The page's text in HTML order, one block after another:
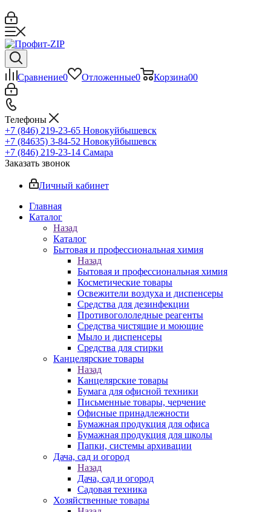
Сравнение0 Отложенные0 Корзина00
Телефоны
+7 (846) 219-23-65 Новокуйбышевск
+7 (84635) 3-84-52 Новокуйбышевск
+7 (846) 219-23-14 Самара
Заказать звонок
Личный кабинет
Главная
Каталог
Назад
Каталог
Бытовая и профессиональная химия
Назад
Бытовая и профессиональная химия
Косметические товары
Освежители воздуха и диспенсеры
Средства для дезинфекции
Противогололедные реагенты
Средства чистящие и моющие
Мыло и диспенсеры
Средства для стирки
Канцелярские товары
Назад
Канцелярские товары
Бумага для офисной техники
Письменные товары, черчение
Офисные принадлежности
Бумажная продукция для офиса
Бумажная продукция для школы
Папки, системы архивации
Дача, сад и огород
Назад
Дача, сад и огород
Садовая техника
Хозяйственные товары